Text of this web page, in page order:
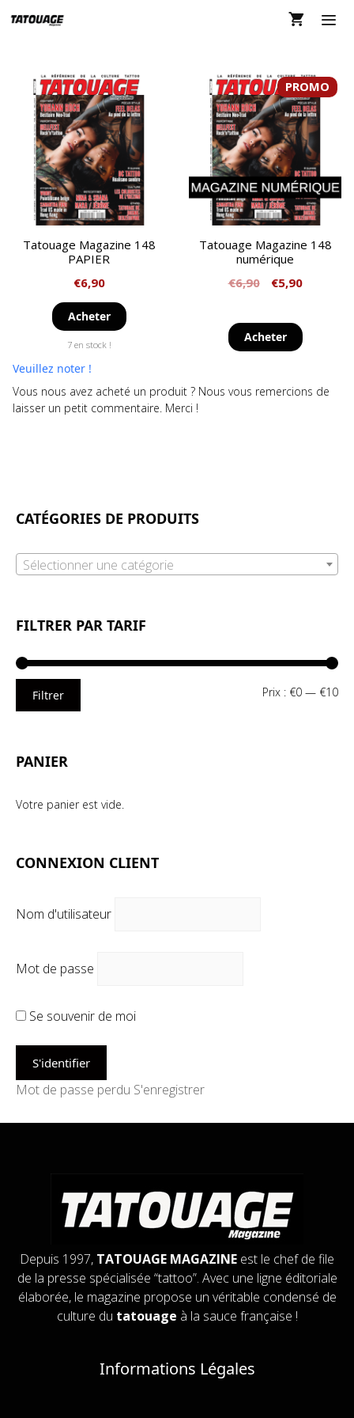
au
Tatouage Magazine 148
PAPIER
€6,90
Acheter
7 en stock !
PROMO
Tatouage Magazine 148
numérique
€6,90 €5,90
Acheter
Veuillez noter !
Vous nous avez acheté un produit ? Nous vous remercions de
laisser un petit commentaire. Merci !
CATÉGORIES DE PRODUITS
Sélectionner une catégorie
FILTRER PAR TARIF
Filtrer Prix : €0 — €10
PANIER
Votre panier est vide.
CONNEXION CLIENT
Nom d'utilisateur
Mot de passe
Se souvenir de moi
Mot de passe perdu S'enregistrer
Depuis 1997, TATOUAGE MAGAZINE est le chef de file
de la presse spécialisée “tattoo”. Avec une ligne éditoriale
élaborée, le magazine propose un véritable condensé de
culture du tatouage à la sauce française !
Informations Légales